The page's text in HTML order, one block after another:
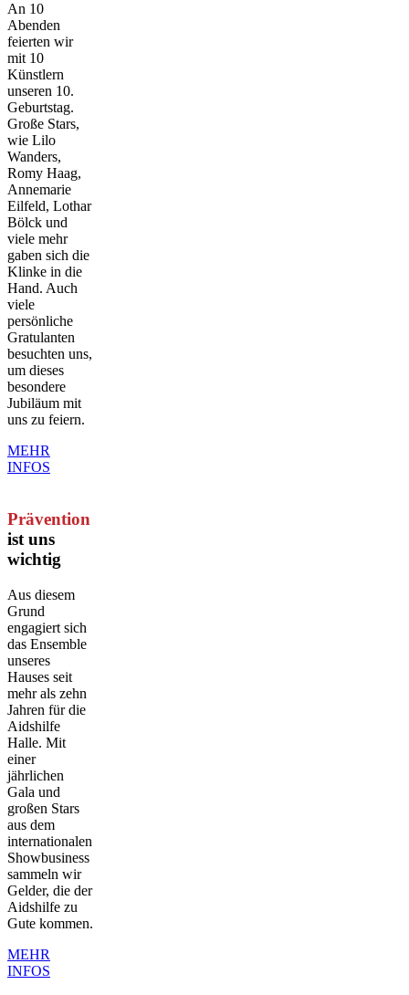
An 10
Abenden
feierten wir
mit 10
Künstlern
unseren 10.
Geburtstag.
Große Stars,
wie Lilo
Wanders,
Romy Haag,
Annemarie
Eilfeld, Lothar
Bölck und
viele mehr
gaben sich die
Klinke in die
Hand. Auch
viele
persönliche
Gratulanten
besuchten uns,
um dieses
besondere
Jubiläum mit
uns zu feiern.
MEHR
INFOS
Prävention
ist uns
wichtig
Aus diesem
Grund
engagiert sich
das Ensemble
unseres
Hauses seit
mehr als zehn
Jahren für die
Aidshilfe
Halle. Mit
einer
jährlichen
Gala und
großen Stars
aus dem
internationalen
Showbusiness
sammeln wir
Gelder, die der
Aidshilfe zu
Gute kommen.
MEHR
INFOS